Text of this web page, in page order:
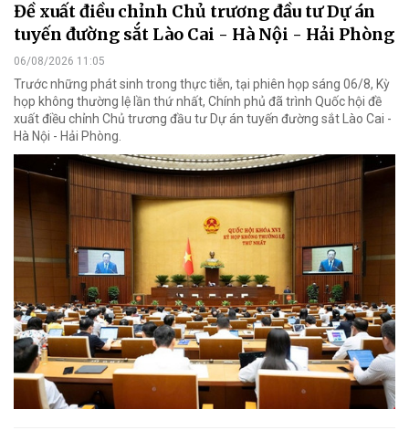
Đề xuất điều chỉnh Chủ trương đầu tư Dự án
tuyến đường sắt Lào Cai - Hà Nội - Hải Phòng
06/08/2026 11:05
Trước những phát sinh trong thực tiễn, tại phiên họp sáng 06/8, Kỳ
họp không thường lệ lần thứ nhất, Chính phủ đã trình Quốc hội đề
xuất điều chỉnh Chủ trương đầu tư Dự án tuyến đường sắt Lào Cai -
Hà Nội - Hải Phòng.